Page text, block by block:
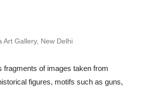
Art Gallery, New Delhi
fragments of images taken from
figures, motifs such as guns,